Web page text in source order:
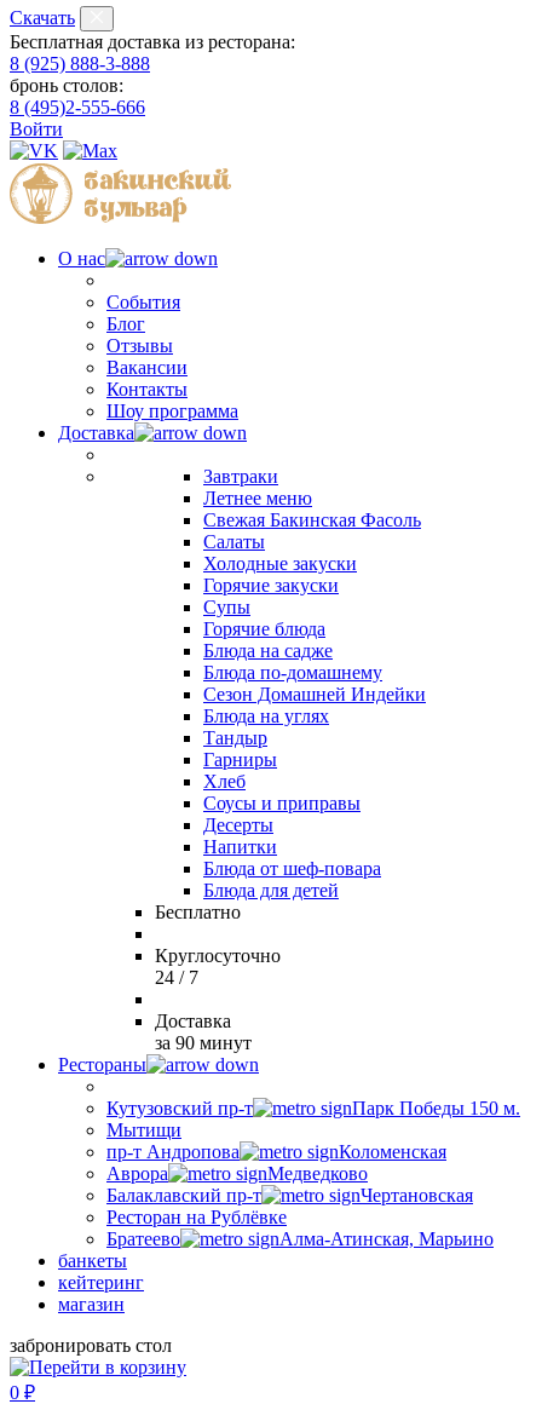
Скачать
Бесплатная доставка из ресторана:
8 (925) 888-3-888
бронь столов:
8 (495)2-555-666
Войти
О нас
События
Блог
Отзывы
Вакансии
Контакты
Шоу программа
Доставка
Завтраки
Летнее меню
Свежая Бакинская Фасоль
Салаты
Холодные закуски
Горячие закуски
Супы
Горячие блюда
Блюда на садже
Блюда по-домашнему
Сезон Домашней Индейки
Блюда на углях
Тандыр
Гарниры
Хлеб
Соусы и приправы
Десерты
Напитки
Блюда от шеф-повара
Блюда для детей
Бесплатно
Круглосуточно
24 / 7
Доставка
за 90 минут
Рестораны
Кутузовский пр-т
Парк Победы 150 м.
Мытищи
пр-т Андропова
Коломенская
Аврора
Медведково
Балаклавский пр-т
Чертановская
Ресторан на Рублёвке
Братеево
Алма-Атинская, Марьино
банкеты
кейтеринг
магазин
забронировать стол
0 ₽